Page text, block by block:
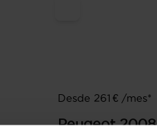
Desde 261 € /mes*
Peugeot 2008